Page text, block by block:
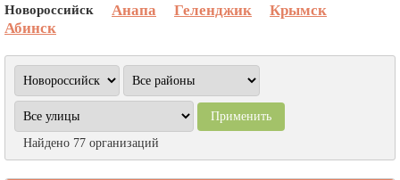
Новороссийск Анапа Геленджик
Крымск
Абинск
Найдено 77 организаций